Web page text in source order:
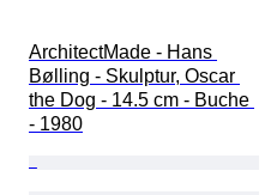
ArchitectMade - Hans
Bølling - Skulptur, Oscar
the Dog - 14.5 cm - Buche
- 1980